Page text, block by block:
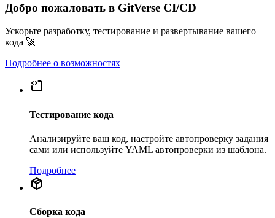
Добро пожаловать в GitVerse CI/CD
Ускорьте разработку, тестирование и развертывание вашего
кода 🚀
Подробнее о возможностях
Тестирование кода
Анализируйте ваш код, настройте автопроверку задания
сами или используйте YAML автопроверки из шаблона.
Подробнее
Сборка кода